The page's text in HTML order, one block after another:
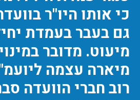
כי אותו היו"ר
גם בעבר בעמדת
מיעוט. מדובר
מיארה עצמה
רוב חברי הוועדה